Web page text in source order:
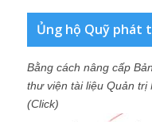
Ủng hộ Quỹ phát
Bằng cách nâng cấp
thư viện tài liệu Quản trị
(Click)